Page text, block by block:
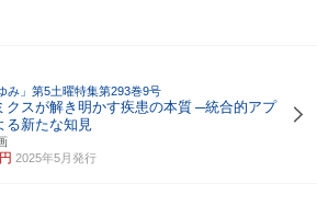
み」第5土曜特集第293巻9号
クスが解き明かす疾患の本質 ─統合的アプ
る新たな知見
2025年5月発行